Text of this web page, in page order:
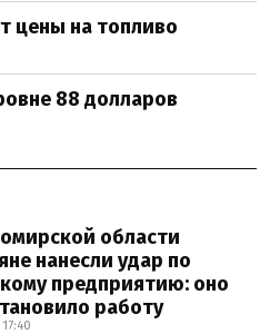
цены на топливо
88 долларов
области
нанесли удар по
предприятию: оно
работу